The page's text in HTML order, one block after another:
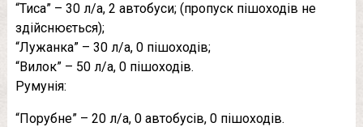
“Тиса” – 30 л/а, 2 автобуси; (пропуск пішоходів не
здійснюється);
“Лужанка” – 30 л/а, 0 пішоходів;
“Вилок” – 50 л/а, 0 пішоходів.
Румунія:
“Порубне” – 20 л/а, 0 автобусів, 0 пішоходів.